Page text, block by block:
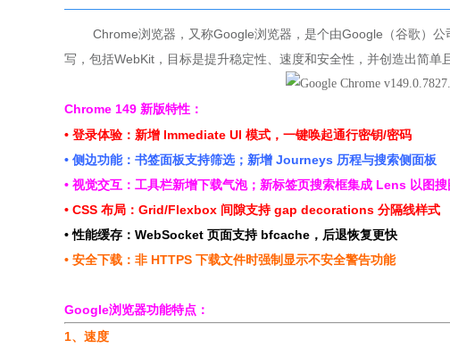
Chrome浏览器，又称Google浏览器，是个由Google（谷歌）公
写，包括WebKit，目标是提升稳定性、速度和安全性，并创造出简单
Chrome 149 新版特性：
• 登录体验： 新增 Immediate UI 模式，一键唤起通行密钥/密码
• 侧边功能：书签面板支持筛选；新增 Journeys 历程与搜索侧面板
• 视觉交互： 工具栏新增下载气泡；新标签页搜索框集成 Lens 以图搜
• CSS 布局：Grid/Flexbox 间隙支持 gap decorations 分隔线样式
• 性能缓存：WebSocket 页面支持 bfcache，后退恢复更快
• 安全下载：非 HTTPS 下载文件时强制显示不安全警告功能
Google浏览器功能特点：
1、速度